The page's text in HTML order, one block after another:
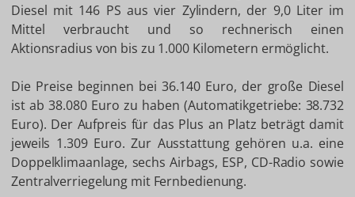
Diesel mit 146 PS aus vier Zylindern, der 9,0 Liter im
Mittel verbraucht und so rechnerisch einen
Aktionsradius von bis zu 1.000 Kilometern ermöglicht.
Die Preise beginnen bei 36.140 Euro, der große Diesel
ist ab 38.080 Euro zu haben (Automatikgetriebe: 38.732
Euro). Der Aufpreis für das Plus an Platz beträgt damit
jeweils 1.309 Euro. Zur Ausstattung gehören u.a. eine
Doppelklimaanlage, sechs Airbags, ESP, CD-Radio sowie
Zentralverriegelung mit Fernbedienung.